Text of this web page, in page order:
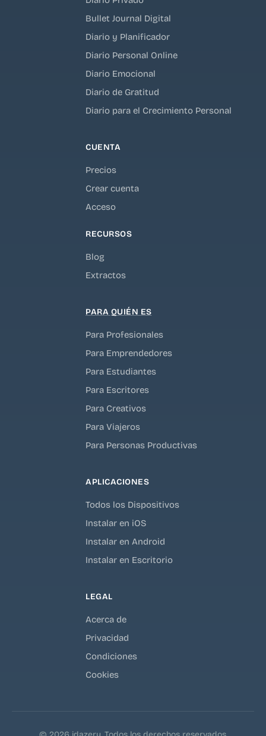
CUENTA
Precios
Crear cuenta
Acceso
RECURSOS
Blog
Extractos
Bullet Journal Digital
Diario y Planificador
Diario Personal Online
Diario Emocional
Diario de Gratitud
Diario para el Crecimiento Personal
PARA QUIÉN ES
Para Profesionales
Para Emprendedores
Para Estudiantes
Para Escritores
Para Creativos
Para Viajeros
Para Personas Productivas
APLICACIONES
Todos los Dispositivos
Instalar en iOS
Instalar en Android
Instalar en Escritorio
LEGAL
Acerca de
Privacidad
Condiciones
Cookies